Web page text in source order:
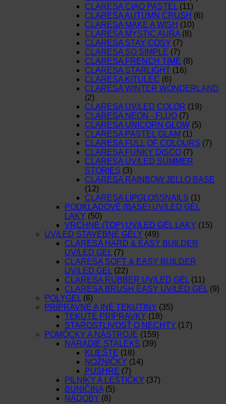
CLARESA CIAO PASTEL (11)
CLARESA AUTUMN CRUSH (6)
CLARESA MAKE A WISH (10)
CLARESA MYSTIC AURA (8)
CLARESA STAY COSY (7)
CLARESA SO SIMPLE (7)
CLARESA FRENCH TIME (8)
CLARESA STARLIGHT (16)
CLARESA KITULEC (6)
CLARESA WINTER WONDERLAND
(2)
CLARESA UV/LED COLOR (19)
CLARESA NEON - FLUO (7)
CLARESA UNICORN GLOW (5)
CLARESA PASTEL GLAM (1)
CLARESA FULL OF COLOURS (7)
CLARESA FUNKY DISCO (7)
CLARESA UV/LED SUMMER
STORIES (3)
CLARESA RAINBOW JELLO BASE
(12)
CLARESA LIPGLOSSNAILS (1)
PODKLADOVÉ (BASE) UV/LED GÉL
LAKY (50)
VRCHNÉ (TOP) UV/LED GÉL LAKY (15)
UV/LED STAVEBNÉ GÉLY (49)
CLARESA HARD & EASY BUILDER
UV/LED GEL (7)
CLARESA SOFT & EASY BUILDER
UV/LED GEL (22)
CLARESA RUBBER UV/LED GÉL (11)
CLARESA BRUSH EASY UV/LED GÉL (9)
POLYGEL (6)
PRÍPRAVNÉ A INÉ TEKUTINY (35)
TEKUTÉ PRÍPRAVKY (18)
STAROSTLIVOSŤ O NECHTY (17)
POMÔCKY A NÁSTROJE (159)
NÁRADIE STALEKS (39)
KLIEŠTE (18)
NOŽNIČKY (14)
PUSHRE (7)
PILNÍKY A LEŠTIČKY (37)
BUNIČINA (5)
NÁDOBY (8)